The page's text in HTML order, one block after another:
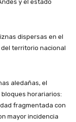
y el estado
dispersas en el
del territorio nacional
aledañas, el
horariarios:
fragmentada con
mayor incidencia